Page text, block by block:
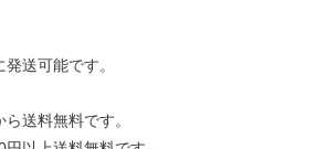
送可能です。
送料無料です。